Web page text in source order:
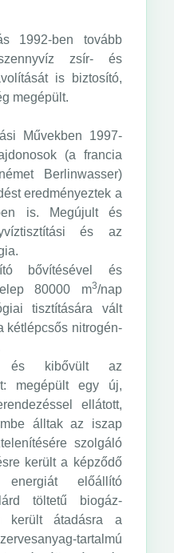
1992-ben tovább
zsír- és
is biztosító,
megépült.
Művekben 1997-
(a francia
Berlinwasser)
eredményeztek a
is. Megújult és
és az
bővítésével és
80000 m3/nap
tisztítására vált
kétlépcsős nitrogén-
és kibővült az
megépült egy új,
ellátott,
álltak az iszap
szolgáló
került a képződő
energiát előállító
töltetű biogáz-
került átadásra a
tartalmú